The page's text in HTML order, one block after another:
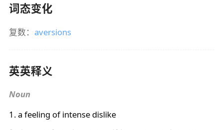
词态变化
复数： aversions
英英释义
Noun
1. a feeling of intense dislike